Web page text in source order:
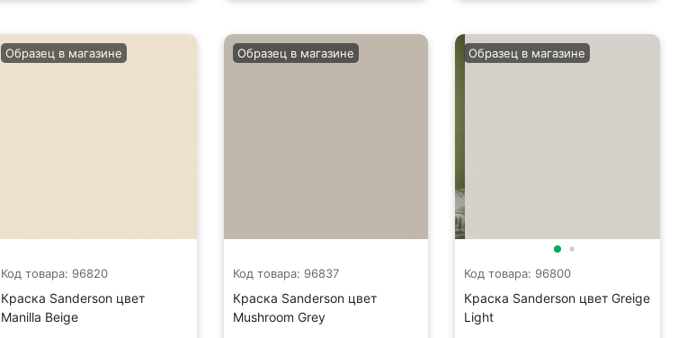
Код товара: 96820
Краска Sanderson цвет
Manilla Beige
Образец в магазине
Код товара: 96837
Краска Sanderson цвет
Mushroom Grey
Образец в магазине
Код товара: 96800
Краска Sanderson цвет Greige
Light
Образец в магазине